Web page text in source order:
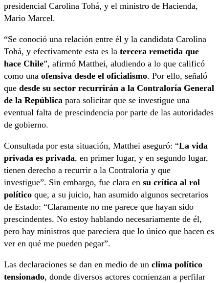
presidencial Carolina Tohá, y el ministro de Hacienda,
Mario Marcel.
“Se conoció una relación entre él y la candidata Carolina
Tohá, y efectivamente esta es la tercera remetida que
hace Chile”, afirmó Matthei, aludiendo a lo que calificó
como una ofensiva desde el oficialismo. Por ello, señaló
que desde su sector recurrirán a la Contraloría General
de la República para solicitar que se investigue una
eventual falta de prescindencia por parte de las autoridades
de gobierno.
Consultada por esta situación, Matthei aseguró: “La vida
privada es privada, en primer lugar, y en segundo lugar,
tienen derecho a recurrir a la Contraloría y que
investigue”. Sin embargo, fue clara en su crítica al rol
político que, a su juicio, han asumido algunos secretarios
de Estado: “Claramente no me parece que hayan sido
prescindentes. No estoy hablando necesariamente de él,
pero hay ministros que pareciera que lo único que hacen es
ver en qué me pueden pegar”.
Las declaraciones se dan en medio de un clima político
tensionado, donde diversos actores comienzan a perfilar